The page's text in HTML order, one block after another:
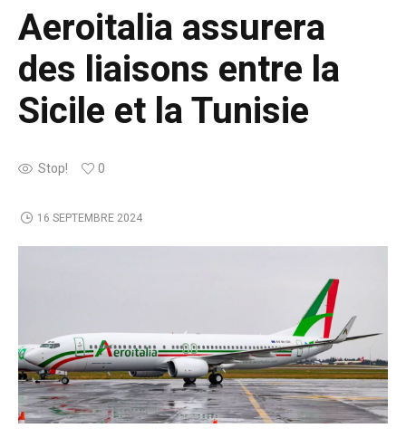
Aeroitalia assurera
des liaisons entre la
Sicile et la Tunisie
Stop! 0
16 SEPTEMBRE 2024